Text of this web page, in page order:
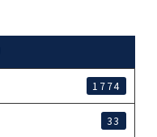
1774
33